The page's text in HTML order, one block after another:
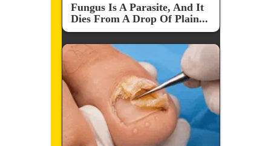
Fungus Is A Parasite, And It
Dies From A Drop Of Plain...